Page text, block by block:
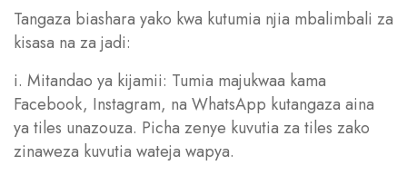
Tangaza biashara yako kwa kutumia njia mbalimbali za
kisasa na za jadi:
i. Mitandao ya kijamii: Tumia majukwaa kama
Facebook, Instagram, na WhatsApp kutangaza aina
ya tiles unazouza. Picha zenye kuvutia za tiles zako
zinaweza kuvutia wateja wapya.